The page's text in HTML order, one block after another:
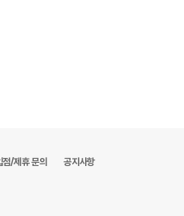
점/제휴 문의 공지사항